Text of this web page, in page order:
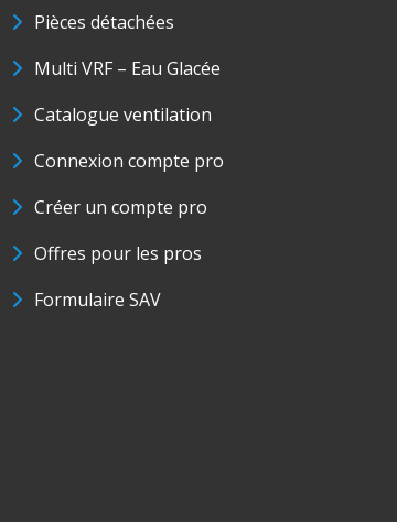
Pièces détachées
Multi VRF – Eau Glacée
Catalogue ventilation
Connexion compte pro
Créer un compte pro
Offres pour les pros
Formulaire SAV